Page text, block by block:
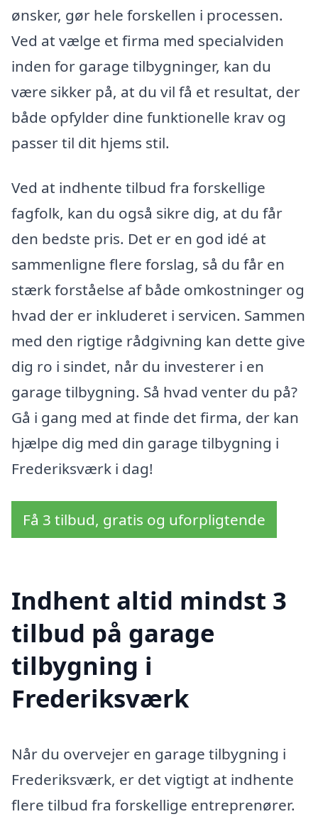
ønsker, gør hele forskellen i processen.
Ved at vælge et firma med specialviden
inden for garage tilbygninger, kan du
være sikker på, at du vil få et resultat, der
både opfylder dine funktionelle krav og
passer til dit hjems stil.
Ved at indhente tilbud fra forskellige
fagfolk, kan du også sikre dig, at du får
den bedste pris. Det er en god idé at
sammenligne flere forslag, så du får en
stærk forståelse af både omkostninger og
hvad der er inkluderet i servicen. Sammen
med den rigtige rådgivning kan dette give
dig ro i sindet, når du investerer i en
garage tilbygning. Så hvad venter du på?
Gå i gang med at finde det firma, der kan
hjælpe dig med din garage tilbygning i
Frederiksværk i dag!
Få 3 tilbud, gratis og uforpligtende
Indhent altid mindst 3
tilbud på garage
tilbygning i
Frederiksværk
Når du overvejer en garage tilbygning i
Frederiksværk, er det vigtigt at indhente
flere tilbud fra forskellige entreprenører.